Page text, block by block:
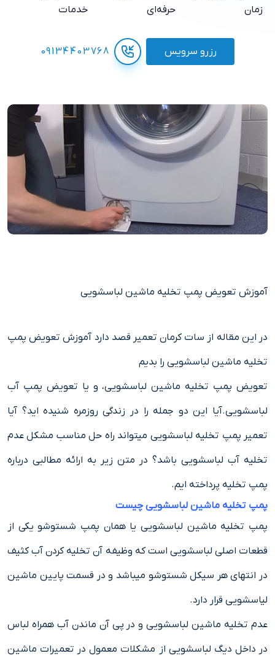
زمان
حرفه‌ای
خدمات
رزرو سرویس 09134403768
آموزش تعویض پمپ تخلیه ماشین لباسشویی
در این مقاله از سات کرمان تعمیر قصد دارد آموزش تعویض پمپ
تخلیه ماشین لباسشویی را بدیم
تعویض پمپ تخلیه ماشین لباسشویی، و یا تعویض پمپ آب
لباسشویی.آیا این دو جمله را در زندگی روزمره شنیده اید؟ آیا
تعمیر پمپ تخلیه لباسشویی میتواند راه حل مناسب مشکل عدم
تخلیه آب لباسشویی باشد؟ در متن زیر به ارائه مطالبی درباره
پمپ تخلیه پرداخته ایم.
پمپ تخلیه ماشین لباسشویی چیست
پمپ تخلیه ماشین لباسشویی یا همان پمپ شستوشو یکی از
قطعات اصلی لباسشویی است که وظیفه آن تخلیه کردن آب کثیف
در انتهای هر سیکل شستوشو میباشد و در قسمت پایین ماشین
لیاسشویی قرار دارد.
عدم تخلیه ماشین لباسشویی و در پی آن ماندن آب همراه لباس
در داخل دیگ لباسشویی از مشکلات معمول در تعمیرات ماشین